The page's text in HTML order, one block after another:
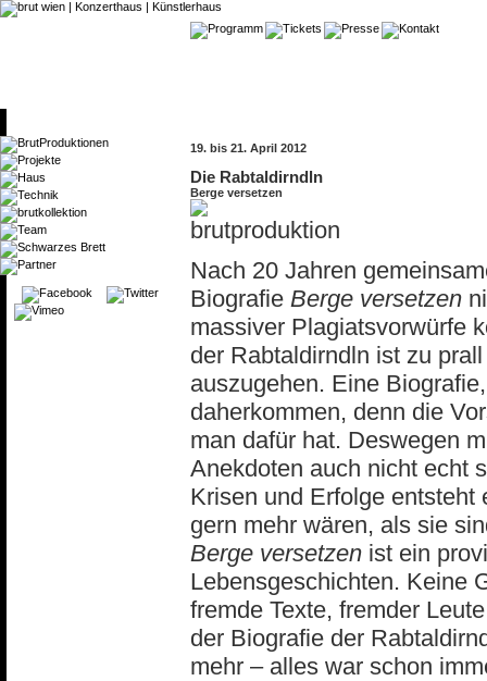
19. bis 21. April 2012
Die Rabtaldirndln
Berge versetzen
Nach 20 Jahren
Biografie Berge versetzen
massiver Plagiatsvorwürfe
der Rabtaldirndln ist zu
auszugehen. Eine
daherkommen, denn die
man dafür hat. Deswegen
Anekdoten auch nicht echt
Krisen und Erfolge entsteht
gern mehr wären, als sie
Berge versetzen ist ein
Lebensgeschichten. Keine
fremde Texte, fremder
der Biografie der
mehr – alles war schon